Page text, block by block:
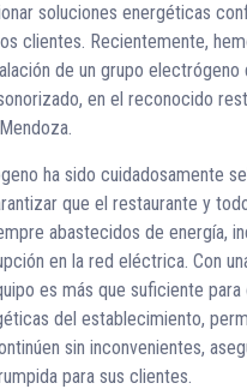
soluciones energéticas
clientes. Recientemente,
de un grupo electrógeno
en el reconocido
ha sido cuidadosamente
que el restaurante y
abastecidos de energía,
en la red eléctrica. Con
es más que suficiente para
del establecimiento,
sin inconvenientes,
para sus clientes.